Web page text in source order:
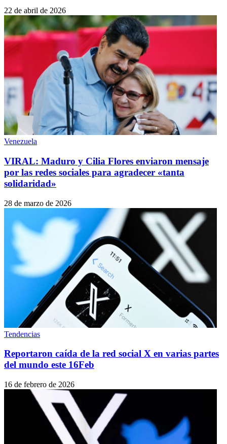
22 de abril de 2026
Venezuela
VIRAL: Maduro y Cilia Flores enviaron mensaje
por las redes sociales para agradecer «tanta
solidaridad»
28 de marzo de 2026
Tendencias
Reportaron caída de la red social X en varias partes
del mundo este 16Feb
16 de febrero de 2026